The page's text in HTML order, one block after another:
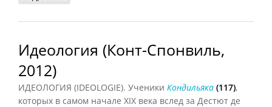
Идеология (Конт-Спонвиль,
2012)
ИДЕОЛОГИЯ (IDEOLOGIE). Ученики Кондильяка (117),
которых в самом начале XIX века вслед за Дестют де